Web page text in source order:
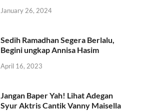
January 26, 2024
Sedih Ramadhan Segera Berlalu,
Begini ungkap Annisa Hasim
April 16, 2023
Jangan Baper Yah! Lihat Adegan
Syur Aktris Cantik Vanny Maisella